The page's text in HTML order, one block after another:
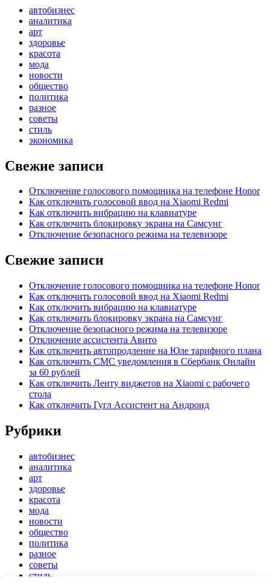
автобизнес
аналитика
арт
здоровье
красота
мода
новости
общество
политика
разное
советы
стиль
экономика
Свежие записи
Отключение голосового помощника на телефоне Honor
Как отключить голосовой ввод на Xiaomi Redmi
Как отключить вибрацию на клавиатуре
Как отключить блокировку экрана на Самсунг
Отключение безопасного режима на телевизоре
Свежие записи
Отключение голосового помощника на телефоне Honor
Как отключить голосовой ввод на Xiaomi Redmi
Как отключить вибрацию на клавиатуре
Как отключить блокировку экрана на Самсунг
Отключение безопасного режима на телевизоре
Отключение ассистента Авито
Как отключить автопродление на Юле тарифного плана
Как отключить СМС уведомления в Сбербанк Онлайн
за 60 рублей
Как отключить Ленту виджетов на Xiaomi с рабочего
стола
Как отключить Гугл Ассистент на Андроид
Рубрики
автобизнес
аналитика
арт
здоровье
красота
мода
новости
общество
политика
разное
советы
стиль